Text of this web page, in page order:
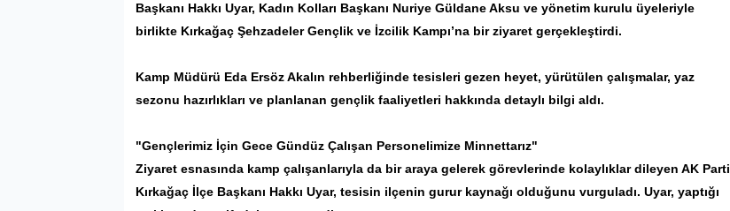
Başkanı Hakkı Uyar, Kadın Kolları Başkanı Nuriye Güldane Aksu ve yönetim kurulu üyeleriyle
birlikte Kırkağaç Şehzadeler Gençlik ve İzcilik Kampı’na bir ziyaret gerçekleştirdi.
Kamp Müdürü Eda Ersöz Akalın rehberliğinde tesisleri gezen heyet, yürütülen çalışmalar, yaz
sezonu hazırlıkları ve planlanan gençlik faaliyetleri hakkında detaylı bilgi aldı.
"Gençlerimiz İçin Gece Gündüz Çalışan Personelimize Minnettarız"
Ziyaret esnasında kamp çalışanlarıyla da bir araya gelerek görevlerinde kolaylıklar dileyen AK Parti
Kırkağaç İlçe Başkanı Hakkı Uyar, tesisin ilçenin gurur kaynağı olduğunu vurguladı. Uyar, yaptığı